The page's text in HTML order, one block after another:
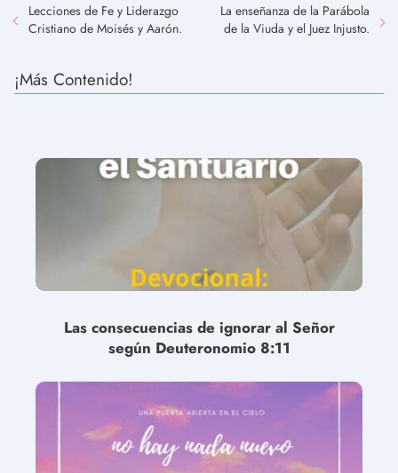
Lecciones de Fe y Liderazgo
Cristiano de Moisés y Aarón.
La enseñanza de la Parábola
de la Viuda y el Juez Injusto.
¡Más Contenido!
Las consecuencias de ignorar al Señor
según Deuteronomio 8:11